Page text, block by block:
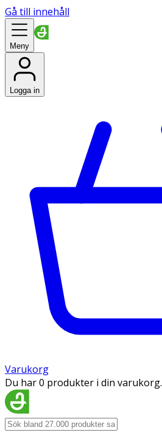
Gå till innehåll
Meny
Logga in
Varukorg
Du har 0 produkter i din varukorg.